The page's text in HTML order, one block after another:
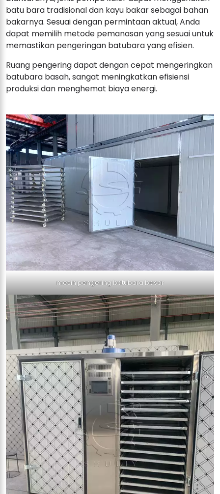
batu bara tradisional dan kayu bakar sebagai bahan
bakarnya. Sesuai dengan permintaan aktual, Anda
dapat memilih metode pemanasan yang sesuai untuk
memastikan pengeringan batubara yang efisien.
Ruang pengering dapat dengan cepat mengeringkan
batubara basah, sangat meningkatkan efisiensi
produksi dan menghemat biaya energi.
mesin pengering batubara besar